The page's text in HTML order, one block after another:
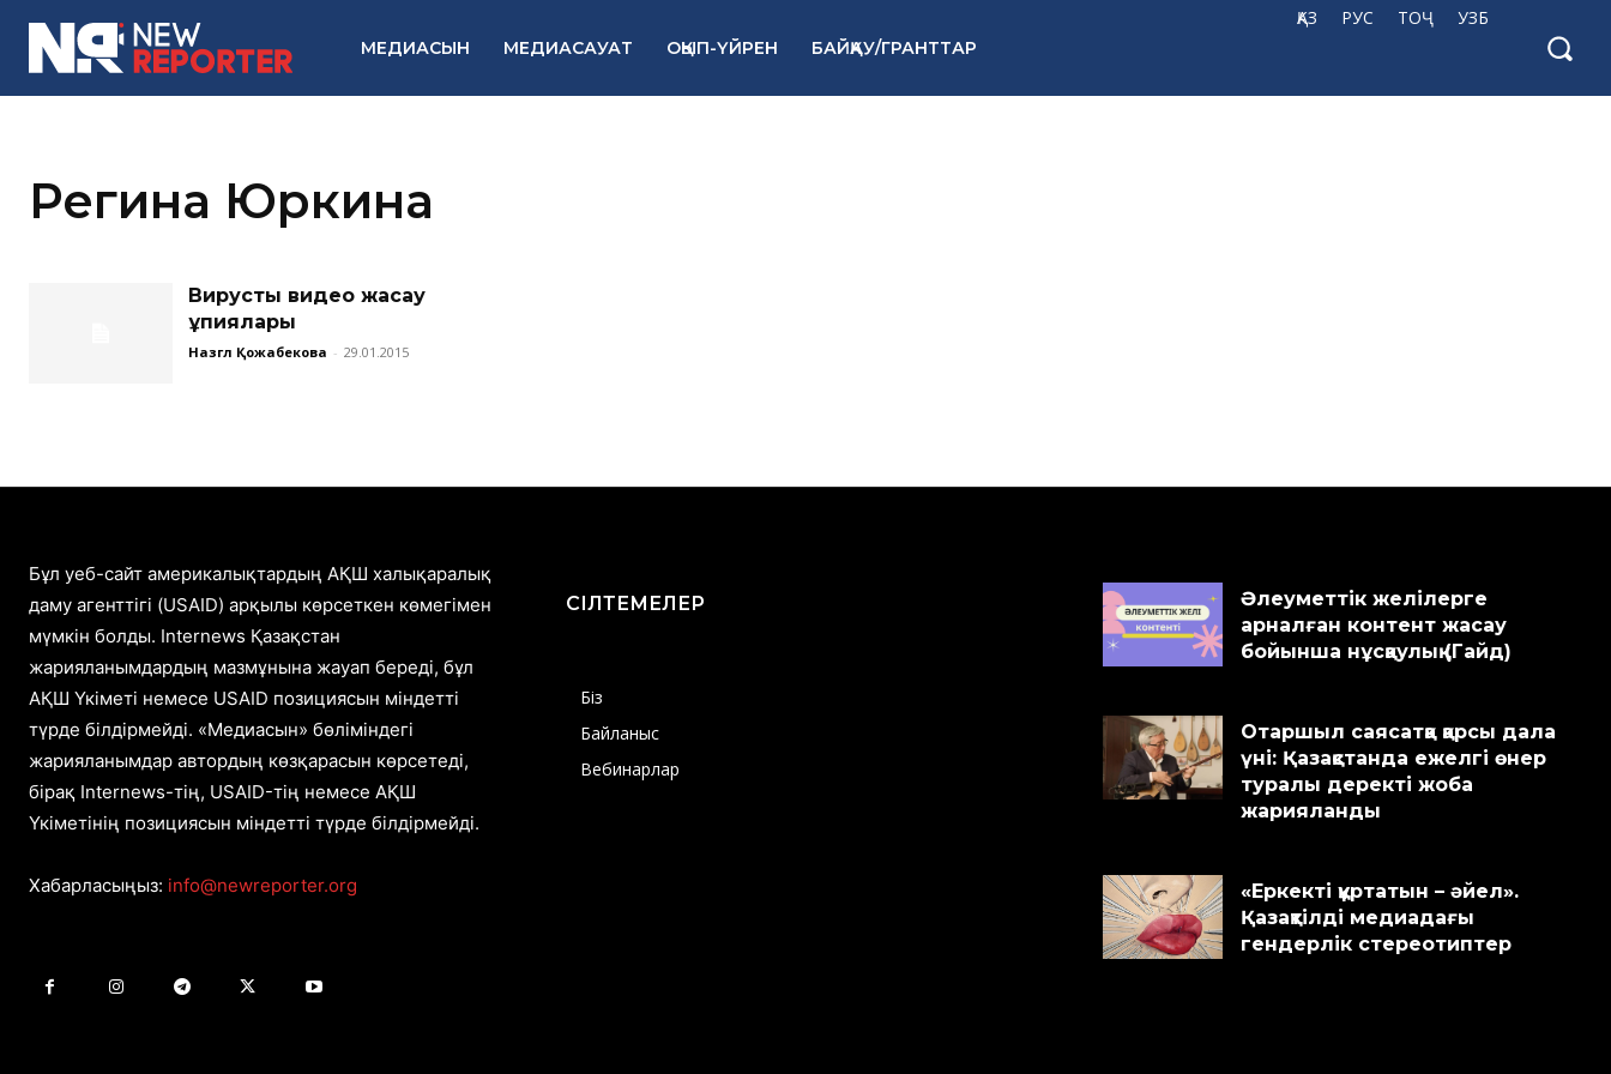
ҚАЗ РУС ТОҶ УЗБ
МЕДИАСЫН МЕДИАСАУАТ ОҚЫП-ҮЙРЕН БАЙҚАУ/ГРАНТТАР
Регина Юркина
Вирустық видео жасау
құпиялары
Назгүл Қожабекова - 29.01.2015
Бұл уеб-сайт америкалықтардың АҚШ халықаралық
даму агенттігі (USAID) арқылы көрсеткен көмегімен
мүмкін болды. Internews Қазақстан
жарияланымдардың мазмұнына жауап береді, бұл
АҚШ Үкіметі немесе USAID позициясын міндетті
түрде білдірмейді. «Медиасын» бөліміндегі
жарияланымдар автордың көзқарасын көрсетеді,
бірақ Internews-тің, USAID-тің немесе АҚШ
Үкіметінің позициясын міндетті түрде білдірмейді.
Хабарласыңыз: info@newreporter.org
СІЛТЕМЕЛЕР
Біз
Байланыс
Вебинарлар
Әлеуметтік желілерге
арналған контент жасау
бойынша нұсқаулық (Гайд)
Отаршыл саясатқа қарсы дала
үні: Қазақстанда ежелгі өнер
туралы деректі жоба
жарияланды
«Еркекті құртатын – әйел».
Қазақтілді медиадағы
гендерлік стереотиптер